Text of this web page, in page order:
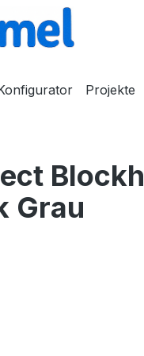
springen
Projekte
Grau